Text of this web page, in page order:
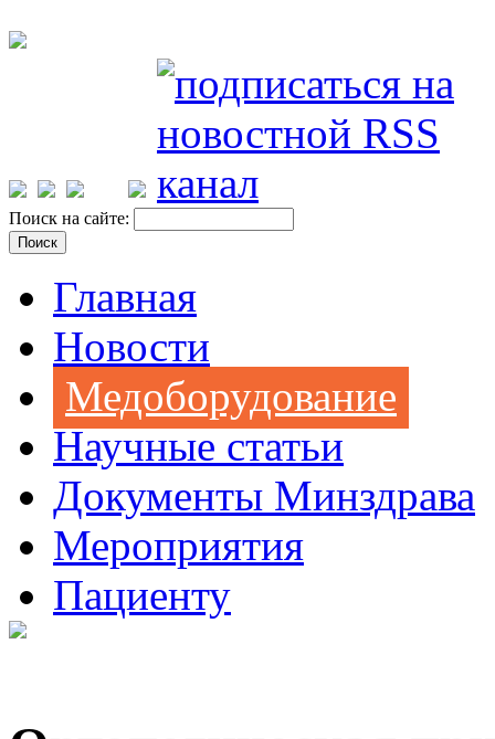
Поиск на сайте:
Главная
Новости
Медоборудование
Научные статьи
Документы Минздрава
Мероприятия
Пациенту